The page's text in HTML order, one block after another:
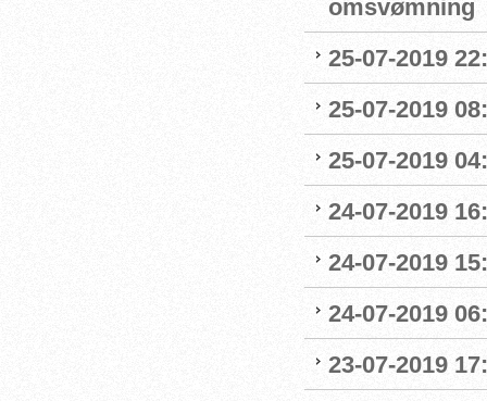
omsvømning
25-07-2019
25-07-2019
25-07-2019
24-07-2019
24-07-2019
24-07-2019
23-07-2019